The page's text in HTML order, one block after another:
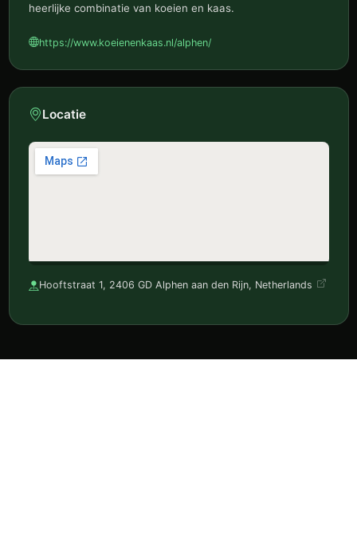
heerlijke combinatie van koeien en kaas.
https://www.koeienenkaas.nl/alphen/
Locatie
Hooftstraat 1, 2406 GD Alphen aan den Rijn, Netherlands